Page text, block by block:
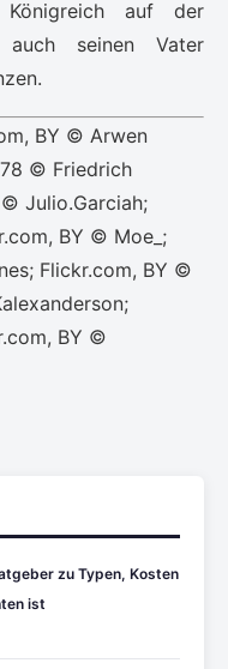
auf der
seinen Vater
BY © Arwen
© Friedrich
Julio.Garciah;
BY © Moe_;
Flickr.com, BY ©
BY ©
zu Typen, Kosten
ist